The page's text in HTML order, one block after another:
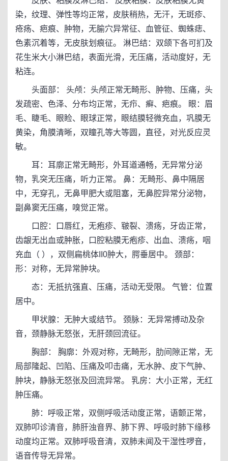
染，纹理、弹性等均正常，皮肤稍热，无汗，无斑疹、
疮疡、疤痕、肿物，无腧穴异常征、血管征、蜘蛛痣、
色素沉着等，无皮肤划痕征。 淋巴结：双颌下各可扪及
花生米大小淋巴结，表面光滑，无压痛，活动度好，无
粘连。
头面部： 头颅：头颅正常无畸形、肿物、压痛，头
发疏密、色泽、分布均正常，无疖、癣、疤痕。 眼：眉
毛、睫毛、眼睑、眼球正常，眼结膜轻微充血，巩膜无
黄染，角膜清晰，双瞳孔等大等圆，直径，对光反应灵
敏。
耳：耳廓正常无畸形，外耳道通畅，无异常分泌
物，乳突无压痛，听力正常。 鼻：无畸形、鼻中隔居
中，无穿孔，无鼻甲肥大或阻塞，无鼻腔异常分泌物，
副鼻窦无压痛，嗅觉正常。
口腔：口唇红，无疱疹、皲裂、溃疡，牙齿正常，
齿龈无出血或肿胀，口腔粘膜无疱疹、出血、溃疡，咽
充血（ ），双侧扁桃体II0肿大，腭垂居中。 颈部：
形：对称，无异常肿块。
态：无抵抗强直、压痛，活动无受限。 气管：位置
居中。
甲状腺：无肿大或结节。 颈脉：无异常搏动及杂
音，颈静脉无怒张，无肝颈回流征。
胸部： 胸廓：外观对称，无畸形，肋间隙正常，无
局部隆起、凹陷、压痛及叩击痛，无水肿、皮下气肿、
肿块，静脉无怒张及回流异常。 乳房：大小正常，无红
肿压痛。
肺：呼吸正常，双侧呼吸活动度正常，语颤正常，
双肺叩诊清音，肺肝浊音界、肺下界、呼吸时肺下缘移
动度均正常。双肺呼吸音清，双肺未闻及干湿性啰音，
语音传导无异常。